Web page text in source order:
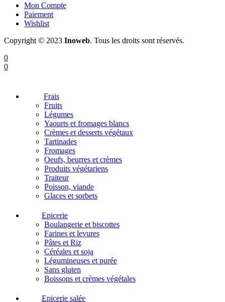
Mon Compte
Paiement
Wishlist
Copyright © 2023 Inoweb. Tous les droits sont réservés.
0
0
Frais
Fruits
Légumes
Yaourts et fromages blancs
Crèmes et desserts végétaux
Tartinades
Fromages
Oeufs, beurres et crèmes
Produits végétariens
Traiteur
Poisson, viande
Glaces et sorbets
Epicerie
Boulangerie et biscottes
Farines et levures
Pâtes et Riz
Céréales et soja
Légumineuses et purée
Sans gluten
Boissons et crèmes végétales
Epicerie salée